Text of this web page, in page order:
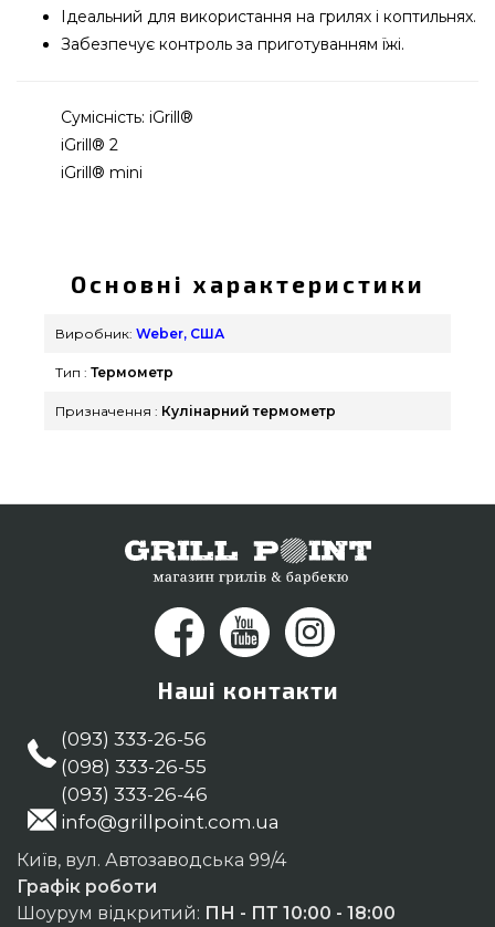
Ідеальний для використання на грилях і коптильнях.
Забезпечує контроль за приготуванням їжі.
Сумісність: iGrill®
iGrill® 2
iGrill® mini
за вигідною вартістю всего 1 759 грн. в онлайн
каталозі брендових грилів GrillPoint. Погляньте і
замовте також Термометри та термощупи в
менеджерам на телефонний номер (044) 334-76-
95 и мы допоможемо купити клієнтам регіонів:
Основні характеристики
Виробник: Weber, США
Тип : Термометр
Призначення : Кулінарний термометр
Наші контакти
(093) 333-26-56
(098) 333-26-55
(093) 333-26-46
info@grillpoint.com.ua
Київ, вул. Автозаводська 99/4
Графік роботи
Шоурум відкритий: ПН - ПТ 10:00 - 18:00